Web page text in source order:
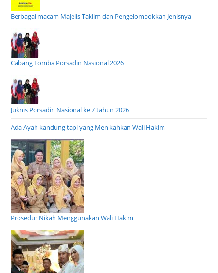
Berbagai macam Majelis Taklim dan Pengelompokkan Jenisnya
Cabang Lomba Porsadin Nasional 2026
Juknis Porsadin Nasional ke 7 tahun 2026
Ada Ayah kandung tapi yang Menikahkan Wali Hakim
Prosedur Nikah Menggunakan Wali Hakim